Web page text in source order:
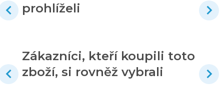
prohlíželi
Zákazníci, kteří koupili toto
zboží, si rovněž vybrali